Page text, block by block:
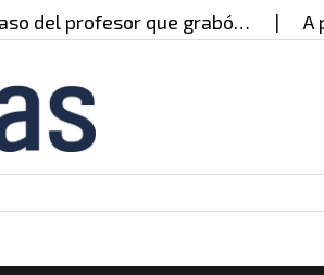
que grabó… A prisión,